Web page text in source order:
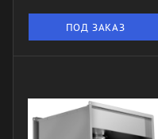
ПОД ЗАКАЗ